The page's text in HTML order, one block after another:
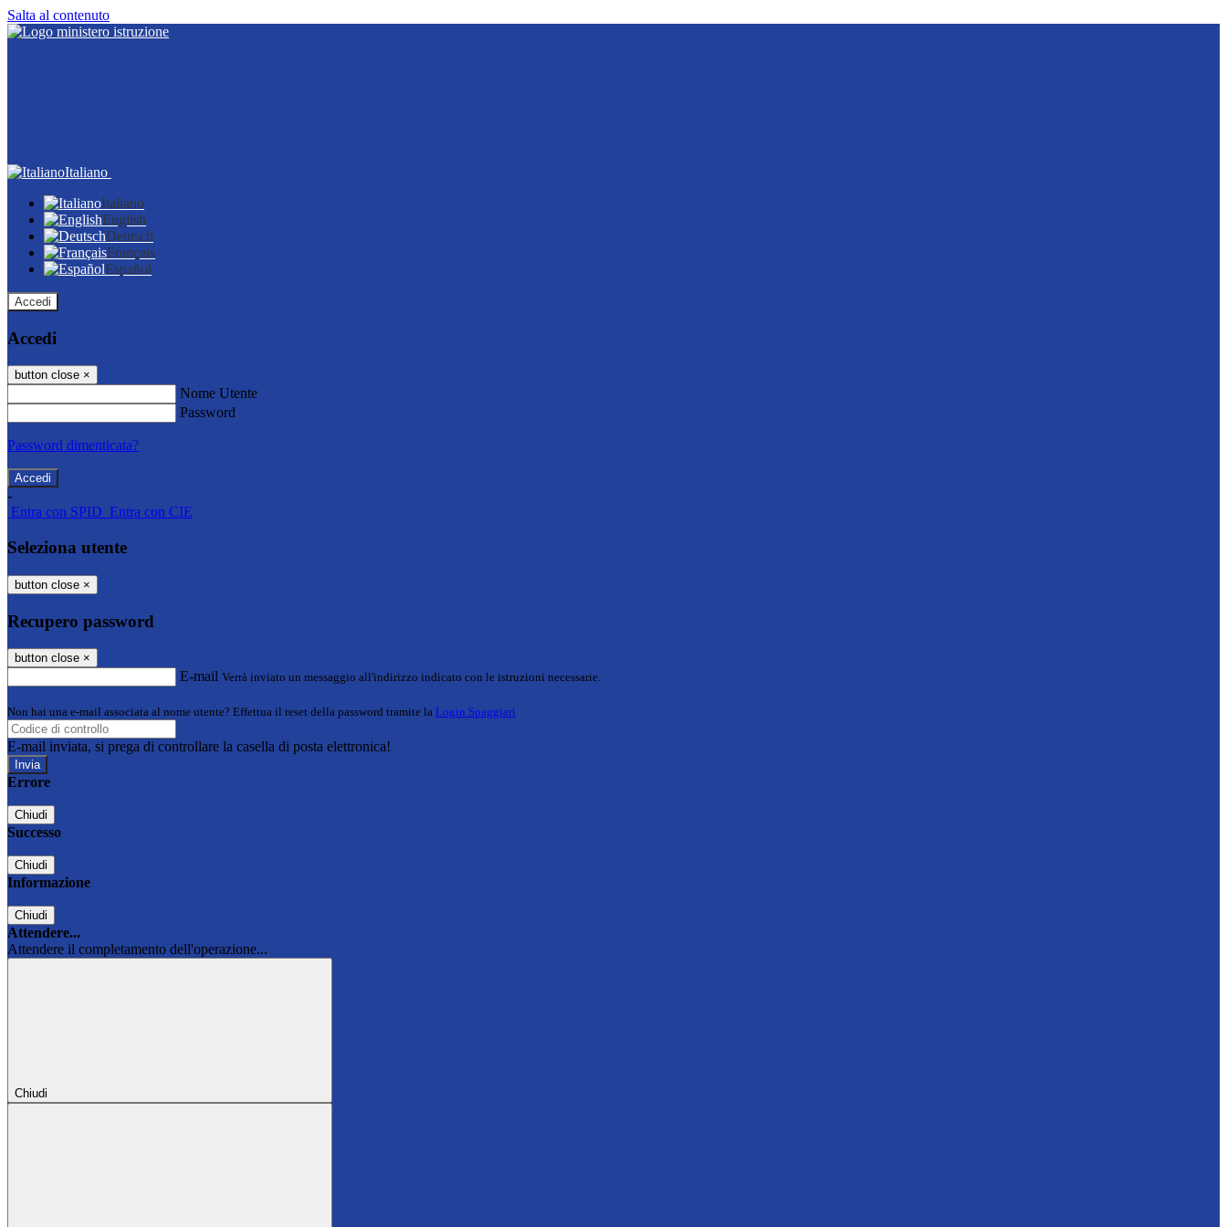
Salta al contenuto
Italiano
Italiano
English
Deutsch
Français
Español
Accedi
Accedi
button close ×
Nome Utente
Password
Password dimenticata?
-
Entra con SPID Entra con CIE
Seleziona utente
button close ×
Recupero password
button close ×
E-mail Verrà inviato un messaggio all'indirizzo indicato con le istruzioni necessarie.
Non hai una e-mail associata al nome utente? Effettua il reset della password tramite la Login Spaggiari
E-mail inviata, si prega di controllare la casella di posta elettronica!
Errore
Chiudi
Successo
Chiudi
Informazione
Chiudi
Attendere...
Attendere il completamento dell'operazione...
Chiudi